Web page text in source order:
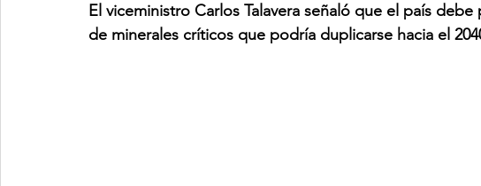
El viceministro Carlos Talavera señaló que el país
de minerales críticos que podría duplicarse hacia el